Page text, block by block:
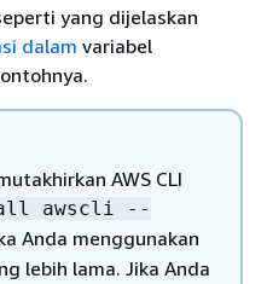
yang dijelaskan
dalam variabel
AWS CLI
awscli --
Anda menggunakan
lebih lama. Jika Anda